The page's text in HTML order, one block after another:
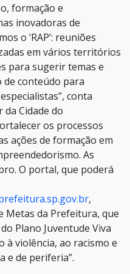
formação e
inovadoras de
o ‘RAP’: reuniões
em vários territórios
para sugerir temas e
conteúdo para
conta
Cidade do
os processos
ações de formação em
As
O portal, que poderá
,
Metas da Prefeitura, que
Plano Juventude Viva
à violência, ao racismo e
e de periferia”.